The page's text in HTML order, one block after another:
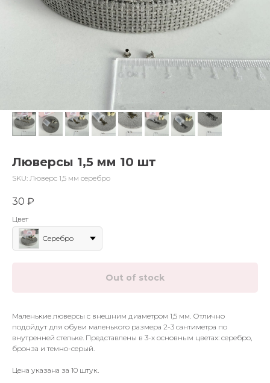
Люверсы 1,5 мм 10 шт
SKU: Люверс 1,5 мм серебро
30 ₽
Цвет
Серебро
Out of stock
Маленькие люверсы с внешним диаметром 1,5 мм. Отлично
подойдут для обуви маленького размера 2-3 сантиметра по
внутренней стельке. Представлены в 3-х основным цветах: серебро,
бронза и темно-серый.
Цена указана за 10 штук.